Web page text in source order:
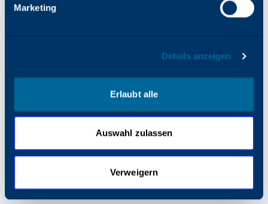
Marketing
Details anzeigen
Erlaubt alle
Auswahl zulassen
Verweigern